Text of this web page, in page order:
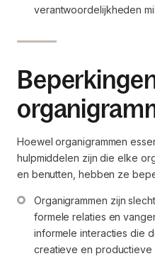
verantwoordelijkheden
Hoewel organigrammen
hulpmiddelen zijn die elke
en benutten, hebben ze
Organigrammen zijn
formele relaties en
informele interacties die
creatieve en productieve